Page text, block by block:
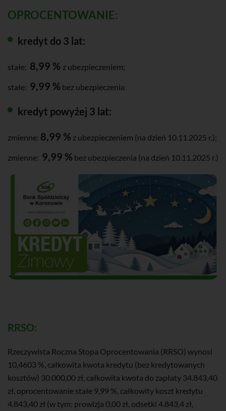
OPROCENTOWANIE:
kredyt do 3 lat:
stałe: 8,99 % z ubezpieczeniem;
stałe: 9,99 % bez ubezpieczenia
kredyt powyżej 3 lat:
zmienne: 8,99 % z ubezpieczeniem (na dzień 10.11.2025 r.);
zmienne: 9,99 % bez ubezpieczenia (na dzień 10.11.2025 r.)
RRSO:
Rzeczywista Roczna Stopa Oprocentowania (RRSO) wynosi
10,4603 %, całkowita kwota kredytu (bez kredytowanych
kosztów) 30.000,00 zł, całkowita kwota do zapłaty 34.843,40
zł, oprocentowanie stałe 9,99 %, całkowity koszt kredytu
4.843,40 zł (w tym: prowizja 0,00 zł, odsetki 4.843,4 zł,